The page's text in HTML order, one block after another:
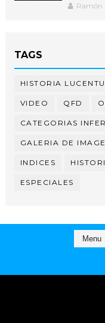
Ramón
TAGS
HISTORIA
VIDEO QFD
CATEGORIAS
GALERIA DE
INDICES
ESPECIALES